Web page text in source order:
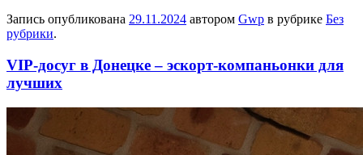
Запись опубликована 29.11.2024 автором Gwp в рубрике Без
рубрики.
VIP-досуг в Донецке – эскорт-компаньонки для
лучших